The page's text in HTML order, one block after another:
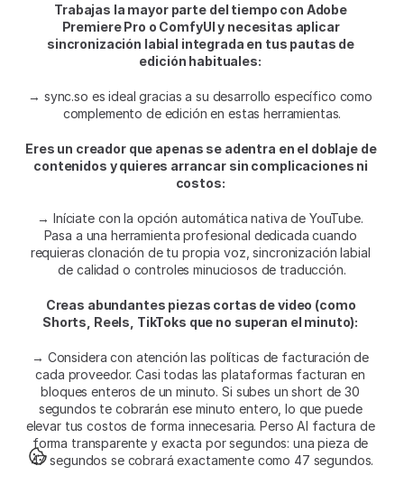
Trabajas la mayor parte del tiempo con Adobe
Premiere Pro o ComfyUI y necesitas aplicar
sincronización labial integrada en tus pautas de
edición habituales:
→ sync.so es ideal gracias a su desarrollo específico como
complemento de edición en estas herramientas.
Eres un creador que apenas se adentra en el doblaje de
contenidos y quieres arrancar sin complicaciones ni
costos:
→ Iníciate con la opción automática nativa de YouTube.
Pasa a una herramienta profesional dedicada cuando
requieras clonación de tu propia voz, sincronización labial
de calidad o controles minuciosos de traducción.
Creas abundantes piezas cortas de video (como
Shorts, Reels, TikToks que no superan el minuto):
→ Considera con atención las políticas de facturación de
cada proveedor. Casi todas las plataformas facturan en
bloques enteros de un minuto. Si subes un short de 30
segundos te cobrarán ese minuto entero, lo que puede
elevar tus costos de forma innecesaria. Perso AI factura de
forma transparente y exacta por segundos: una pieza de
47 segundos se cobrará exactamente como 47 segundos.